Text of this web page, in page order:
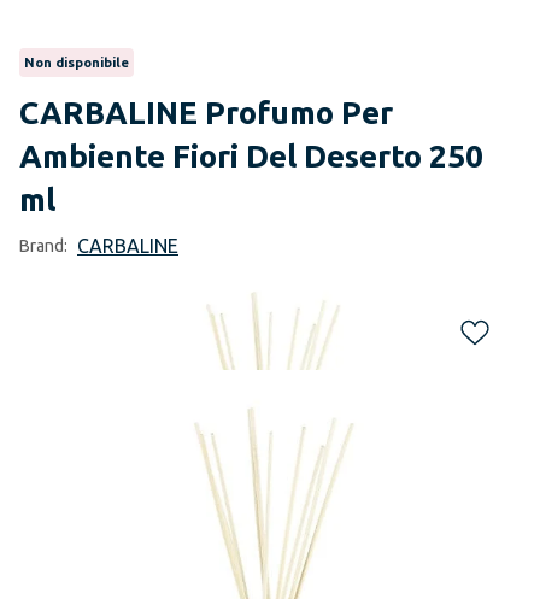
Non disponibile
CARBALINE Profumo Per
Ambiente Fiori Del Deserto 250
ml
Brand: CARBALINE